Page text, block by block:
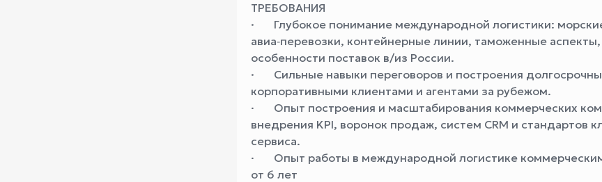
ТРЕБОВАНИЯ
· Глубокое понимание международной логистики:
авиа‑перевозки, контейнерные линии, таможенные
особенности поставок в/из России.
· Сильные навыки переговоров и построения
корпоративными клиентами и агентами за рубежом.
· Опыт построения и масштабирования коммерческих
внедрения KPI, воронок продаж, систем CRM и стандартов
сервиса.
· Опыт работы в международной логистике
от 6 лет